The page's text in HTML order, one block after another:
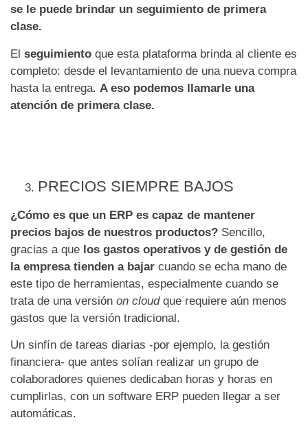
se le puede brindar un seguimiento de primera
clase.
El seguimiento que esta plataforma brinda al cliente es
completo: desde el levantamiento de una nueva compra
hasta la entrega. A eso podemos llamarle una
atención de primera clase.
PRECIOS SIEMPRE BAJOS
¿Cómo es que un ERP es capaz de mantener
precios bajos de nuestros productos? Sencillo,
gracias a que los gastos operativos y de gestión de
la empresa tienden a bajar cuando se echa mano de
este tipo de herramientas, especialmente cuando se
trata de una versión on cloud que requiere aún menos
gastos que la versión tradicional.
Un sinfín de tareas diarias -por ejemplo, la gestión
financiera- que antes solían realizar un grupo de
colaboradores quienes dedicaban horas y horas en
cumplirlas, con un software ERP pueden llegar a ser
automáticas.